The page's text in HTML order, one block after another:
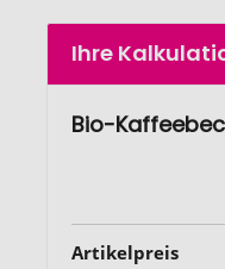
Ihre
Bio-
Artikelpreis